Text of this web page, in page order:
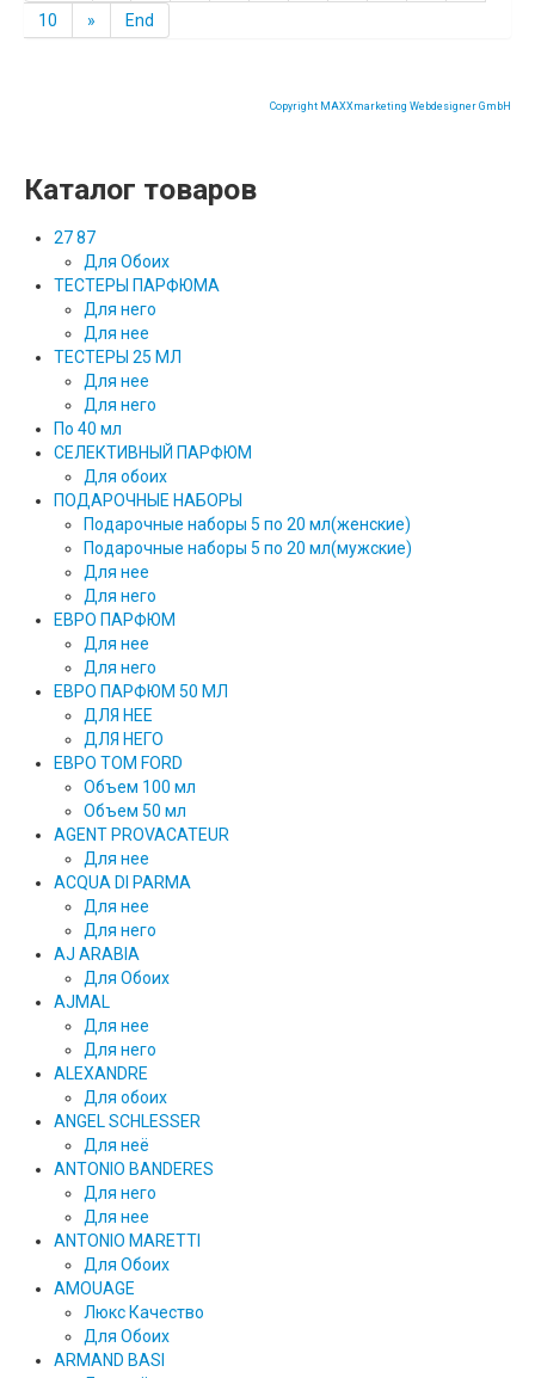
10
» End
Copyright MAXXmarketing Webdesigner GmbH
Каталог товаров
27 87
Для Обоих
ТЕСТЕРЫ ПАРФЮМА
Для него
Для нее
ТЕСТЕРЫ 25 МЛ
Для нее
Для него
По 40 мл
СЕЛЕКТИВНЫЙ ПАРФЮМ
Для обоих
ПОДАРОЧНЫЕ НАБОРЫ
Подарочные наборы 5 по 20 мл(женские)
Подарочные наборы 5 по 20 мл(мужские)
Для нее
Для него
ЕВРО ПАРФЮМ
Для нее
Для него
ЕВРО ПАРФЮМ 50 МЛ
ДЛЯ НЕЕ
ДЛЯ НЕГО
ЕВРО TOM FORD
Объем 100 мл
Объем 50 мл
AGENT PROVACATEUR
Для нее
ACQUA DI PARMA
Для нее
Для него
AJ ARABIA
Для Обоих
AJMAL
Для нее
Для него
ALEXANDRE
Для обоих
ANGEL SCHLESSER
Для неё
ANTONIO BANDERES
Для него
Для нее
ANTONIO MARETTI
Для Обоих
AMOUAGE
Люкс Качество
Для Обоих
ARMAND BASI